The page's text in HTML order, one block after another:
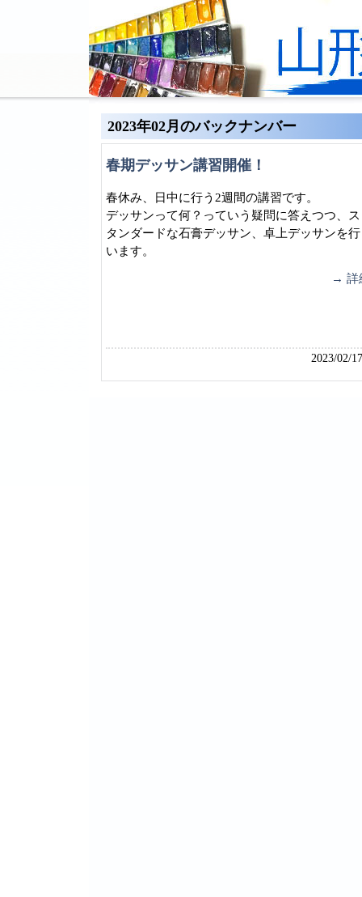
2023年02月のバックナンバー
春期デッサン講習開催！
春休み、日中に行う2週間の講習です。
デッサンって何？っていう疑問に答えつつ、ス
タンダードな石膏デッサン、卓上デッサンを行
います。
→ 詳
2023/02/